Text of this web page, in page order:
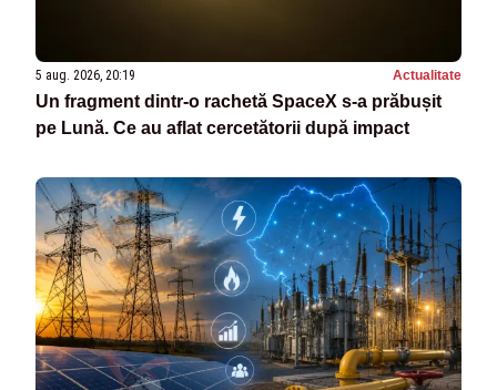
5 aug. 2026, 20:19 Actualitate
Un fragment dintr-o rachetă SpaceX s-a prăbușit
pe Lună. Ce au aflat cercetătorii după impact